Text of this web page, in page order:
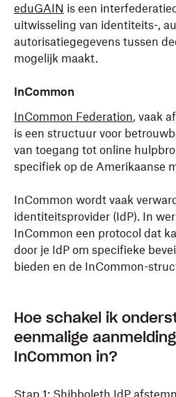
eduGAIN is een
uitwisseling van identiteits-,
autorisatiegegevens tussen
mogelijk maakt.
InCommon
InCommon Federation, vaak
is een structuur voor
van toegang tot online
specifiek op de Amerikaanse
InCommon wordt vaak
identiteitsprovider (IdP). In
InCommon een protocol dat
door je IdP om specifieke
bieden en de InCommon-
Hoe schakel ik
eenmalige
InCommon in?
Stap 1: Shibboleth IdP